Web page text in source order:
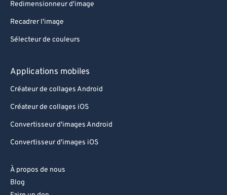
Redimensionneur d'image
Recadrer l'image
Sélecteur de couleurs
Applications mobiles
Créateur de collages Android
Créateur de collages iOS
Convertisseur d'images Android
Convertisseur d'images iOS
À propos de nous
Blog